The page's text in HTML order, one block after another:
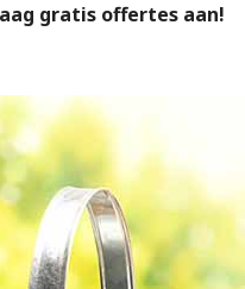
gratis offertes aan!